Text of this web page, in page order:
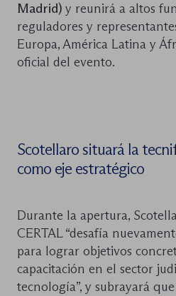
Madrid) y reunirá a altos
reguladores y
Europa, América Latina y
oficial del evento.
Scotellaro situará la
como eje estratégico
Durante la apertura,
CERTAL “desafía
para lograr objetivos
capacitación en el sector
tecnología”, y subrayará